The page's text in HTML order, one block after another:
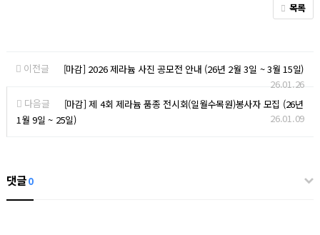
목록
이전글
[마감] 2026 제라늄 사진 공모전 안내 (26년 2월 3일 ~ 3월 15일)
26.01.26
다음글
[마감] 제 4회 제라늄 품종 전시회(일월수목원)봉사자 모집 (26년
1월 9일 ~ 25일)
26.01.09
댓글0